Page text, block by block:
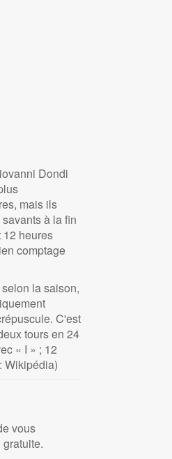
Dondi
mais ils
à la fin
heures
comptage
la saison,
C'est
tours en 24
« I » ; 12
Wikipédia)
vous